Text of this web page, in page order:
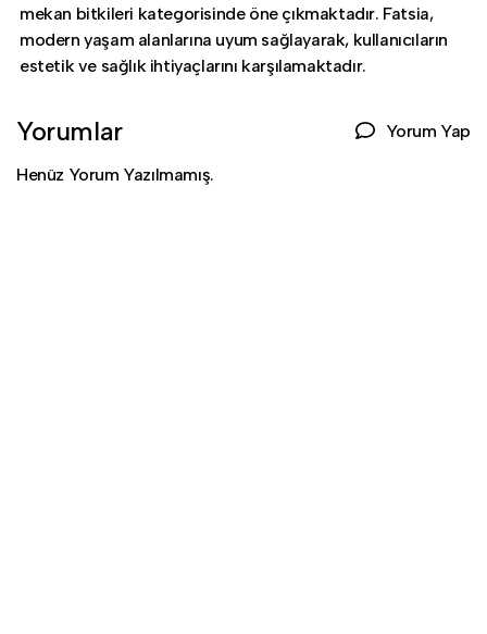
mekan bitkileri kategorisinde öne çıkmaktadır. Fatsia,
modern yaşam alanlarına uyum sağlayarak, kullanıcıların
estetik ve sağlık ihtiyaçlarını karşılamaktadır.
Yorumlar Yorum Yap
Henüz Yorum Yazılmamış.